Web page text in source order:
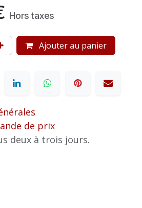
Hors taxes
Ajouter au panier
de prix
deux à trois jours.